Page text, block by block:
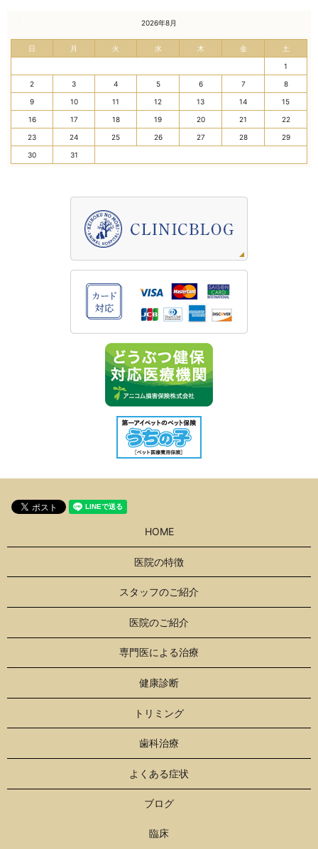
2026年8月
日 月 火 水 木 金 土
1
2 3 4 5 6 7 8
9 10 11 12 13 14 15
16 17 18 19 20 21 22
23 24 25 26 27 28 29
30 31
HOME
医院の特徴
スタッフのご紹介
医院のご紹介
専門医による治療
健康診断
トリミング
歯科治療
よくある症状
ブログ
臨床